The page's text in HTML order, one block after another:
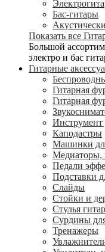
Бас-гитары
Показать все
Большой
электро и бас
Гитарные
Гитарная
Гитарная
Инструмент
Каподастры
Машинки
Медиаторы,
Педали
Подставки
Слайды
Стойки и
Стулья
Сурдины
Тренажеры